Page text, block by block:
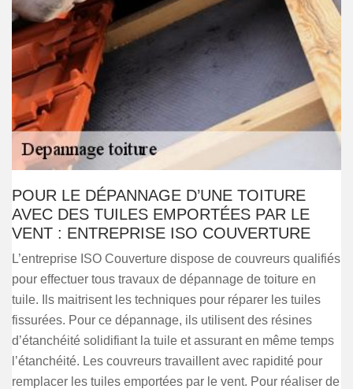
POUR LE DÉPANNAGE D’UNE TOITURE
AVEC DES TUILES EMPORTÉES PAR LE
VENT : ENTREPRISE ISO COUVERTURE
L’entreprise ISO Couverture dispose de couvreurs qualifiés
pour effectuer tous travaux de dépannage de toiture en
tuile. Ils maitrisent les techniques pour réparer les tuiles
fissurées. Pour ce dépannage, ils utilisent des résines
d’étanchéité solidifiant la tuile et assurant en même temps
l’étanchéité. Les couvreurs travaillent avec rapidité pour
remplacer les tuiles emportées par le vent. Pour réaliser de